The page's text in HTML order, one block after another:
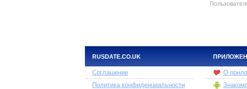
RUSDATE.CO.UK
Соглашение
Политика конфиденциальности
О